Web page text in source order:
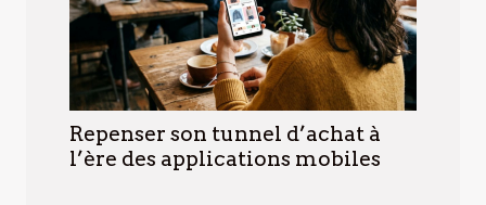
Repenser son tunnel d’achat à
l’ère des applications mobiles